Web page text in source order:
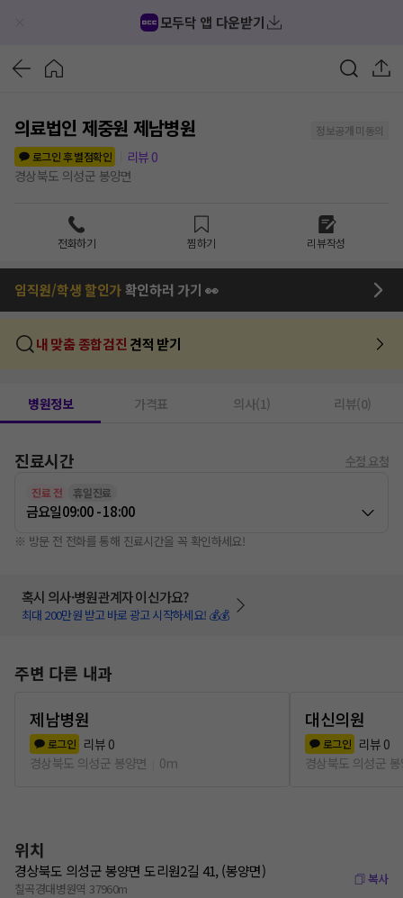
모두닥 앱 다운받기
의료법인 제중원 제남병원
정보공개 미동의
로그인 후 별점확인
리뷰 0
경상북도 의성군 봉양면
전화하기 찜하기 리뷰작성
임직원/학생 할인가확인하러 가기 👀
내 맞춤 종합검진 견적 받기
병원정보 가격표 의사(1) 리뷰(0)
진료시간 수정 요청
진료 전 휴일진료
금요일09:00 - 18:00
※ 방문 전 전화를 통해 진료시간을 꼭 확인하세요!
혹시 의사·병원관계자 이신가요?
최대 200만원 받고 바로 광고 시작하세요! 💰💰
주변 다른 내과
제남병원
로그인 리뷰 0
경상북도 의성군 봉양면
0m
대신의원
로그인 리뷰 0
경상북도 의성군
위치
경상북도 의성군 봉양면 도리원2길 41, (봉양면)
칠곡경대병원역 37960m
복사